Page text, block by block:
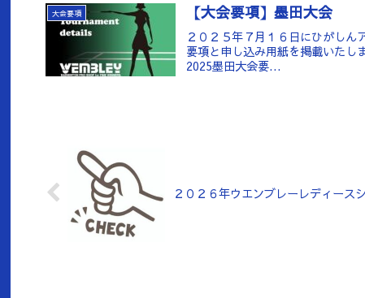
大会要項 【大会要項】墨田大会
２０２５年７月１６日にひがしん
要項と申し込み用紙を掲載いたし
2025墨田大会要...
２０２６年ウエンブレーレディース